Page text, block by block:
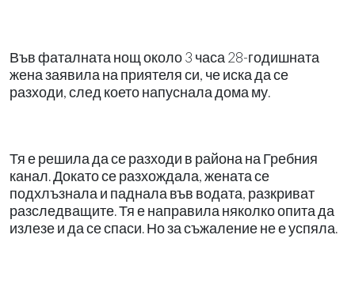
Във фаталната нощ около 3 часа 28-годишната
жена заявила на приятеля си, че иска да се
разходи, след което напуснала дома му.
Тя е решила да се разходи в района на Гребния
канал. Докато се разхождала, жената се
подхлъзнала и паднала във водата, разкриват
разследващите. Тя е направила няколко опита да
излезе и да се спаси. Но за съжаление не е успяла.